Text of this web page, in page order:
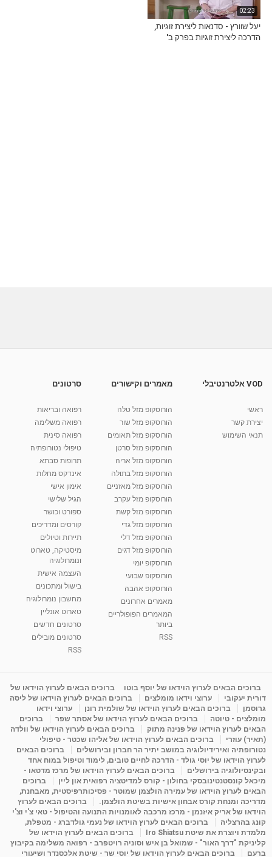
02:23
יעל שוורץ - סדנאות ליצירת זוגיות,
הדרכה ליצירת זוגיות בפרק ב'
VOD אלטרנטיבלי
ראשי
יצירת קשר
תנאי השימוש
מאמרים וקישורים
הורוסקופ מזל טלה
הורוסקופ מזל שור
הורוסקופ מזל תאומים
הורוסקופ מזל סרטן
הורוסקופ מזל אריה
הורוסקופ מזל בתולה
הורוסקופ מזל מאזניים
הורוסקופ מזל עקרב
הורוסקופ מזל קשת
הורוסקופ מזל גדי
הורוסקופ מזל דלי
הורוסקופ מזל דגים
הורוסקופ יומי
הורוסקופ שבועי
הורוסקופ אהבה
מאמרים אחרונים
המאמרים הפופולריים
ביותר
RSS
סרטונים
רפואה ובריאות
רפואה משלימה
רפואה סינית
טיפולי נטורופתיה
תרופות סבתא
אינדקס מחלות
אימון אישי
הגיל שלישי
ספורט וכושר
קורסים ומדריכים
תיירות וטיולים
מיסטיקה, טארוט
ונומרולוגיה
העצמה אישית
בישול ומתכונים
מחשבון נומרולוגיה
טארוט אונליין
סרטונים חדשים
סרטונים מובילים
RSS
ברוכים הבאים לערוץ הוידאו של יוסף בוטו
ברוכים הבאים לערוץ הוידאו של
דורית יעקובי
ערוצי וידאו מומלצים
ברוכים הבאים לערוץ הוידאו של ליסה
גרוסמן
ברוכים הבאים לערוץ הוידאו של שולמית רונן
ערוצי וידאו
מומלצים - טיוטה
ברוכים הבאים לערוץ הוידאו של אסתר שפר
ברוכים
הבאים לערוץ הוידאו של פנינה מתוק
ברוכים הבאים לערוץ הוידאו של וולדה
(תאיר) עוזרי
ברוכים הבאים לערוץ הוידאו של אליהו שכטר - טיפולי
נטורופתיה ואירידיולוגיה במושב יתיר הר חברון ובירושלים
ברוכים הבאים
לערוץ הוידאו של יוסי גולד - הדרכה לחיים טובים, לימוד וטיפול במוח אחד
ובקינסיולוגיה בירושלים
ברוכים הבאים לערוץ הוידאו של מרכז מדטאו -
מיכאל קונסטנטינובסקי בחולון - קורס למדיטציה רפואית און ליין
ברוכים
הבאים לערוץ הוידאו של עמירה הולצמן שמוטר - פסיכותרפיסטית, מאבחנת,
מדריכה ומנחת קורס אבחון אישיות בשיטת הולצמן.
ברוכים הבאים לערוץ
הוידאו של אריק איזנמן - מרכז מרכבה לאומנויות התנועה והטיפול - טאי צ'י וצ'י
קונג בהרצליה
ברוכים הבאים לערוץ הוידאו של נעמי גולדברג - מטפלת,
מלמדת ויוצרת את שיטת Iro Shiatsu
ברוכים הבאים לערוץ הוידאו של
קליניקת "דרך האור" - שמואל בן איש וסוניה רויטפרב - רפואה משלימה בקיבוץ
ברעם
ברוכים הבאים לערוץ הוידאו של יוסי שר - שיטת אלכסנדר ושיעורי